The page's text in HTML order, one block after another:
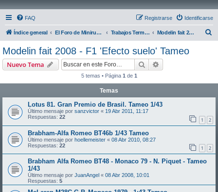
FAQ Identificarse
Registrarse
Índice general El Foro de Miniruedas Trabajos Terminados Modelin fait 2008 - F1 'Efecto suelo' Tameo
Modelin fait 2008 - F1 'Efecto suelo' Tameo
Nuevo Tema Buscar
5 temas • Página 1 de 1
Temas
Lotus 81. Gran Premio de Brasil. Tameo 1/43
Último mensaje por sanzvictor « 19 Abr 2011, 11:17
Respuestas: 22 1 2
Brabham-Alfa Romeo BT46b 1/43 Tameo
Último mensaje por hoellemeister « 08 Abr 2010, 08:27
Respuestas: 22 1 2
Brabham Alfa Romeo BT48 - Monaco 79 - N. Piquet - Tameo
1/43
Último mensaje por JuanAngel « 08 Abr 2008, 10:01
Respuestas: 5